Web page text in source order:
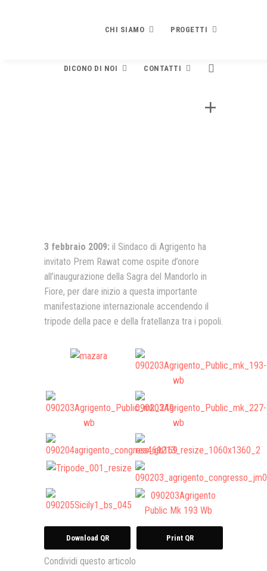
CHI SIAMO PROGETTI
La brochure di presentazione
Presentazione video
Rassegna sul Pledge to Peace
PROGRAMMA DI EDUCAZIONE
ALLA PACE
MEDICINA PER LA PACE
MEDIA FOR PEACE
DICONO DI NOI CONTATTI
3 febbraio 2009 – Agrigento
3 febbraio 2009: il Sindaco di Agrigento ha
invitato Prem Rawat come ospite d’onore
all’inaugurazione della Sagra del Mandorlo in
Fiore, per dare inizio a questa importante
manifestazione internazionale accendendo il
tripode della pace e della fratellanza tra i popoli.
Download QR Print QR
Condividi questo articolo